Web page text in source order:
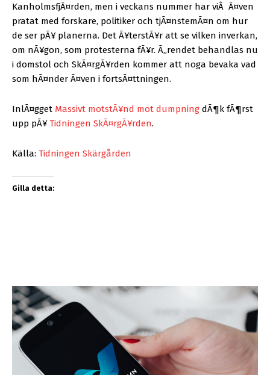
KanholmsfjÃ¤rden, men i veckans nummer har viÂ Ã¤ven
pratat med forskare, politiker och tjÃ¤nstemÃ¤n om hur
de ser pÃ¥ planerna. Det Ã¥terstÃ¥r att se vilken inverkan,
om nÃ¥gon, som protesterna fÃ¥r. Ã„rendet behandlas nu
i domstol och SkÃ¤rgÃ¥rden kommer att noga bevaka vad
som hÃ¤nder Ã¤ven i fortsÃ¤ttningen.
InlÃ¤gget Massivt motstÃ¥nd mot dumpning dÃ¶k fÃ¶rst
upp pÃ¥Tidningen SkÃ¤rgÃ¥rden.
Källa: Tidningen Skärgården
Gilla detta: